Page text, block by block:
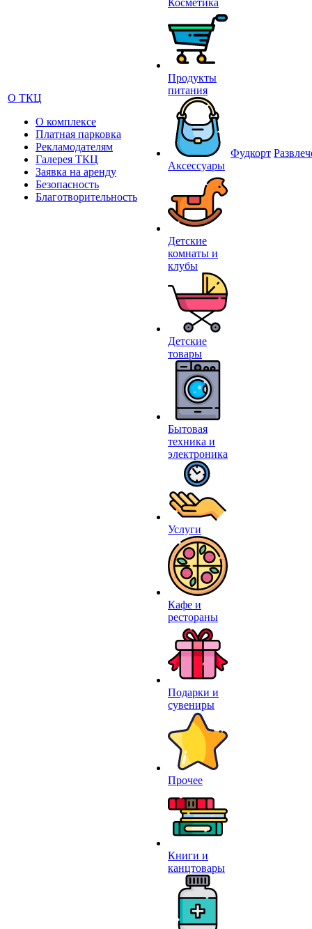
О ТКЦ
О комплексе
Платная парковка
Рекламодателям
Галерея ТКЦ
Заявка на аренду
Безопасность
Благотворительность
Косметика
Продукты
питания
Аксессуары
Детские
комнаты и
клубы
Детские
товары
Бытовая
техника и
электроника
Услуги
Кафе и
рестораны
Подарки и
сувениры
Прочее
Книги и
канцтовары
Фудкорт